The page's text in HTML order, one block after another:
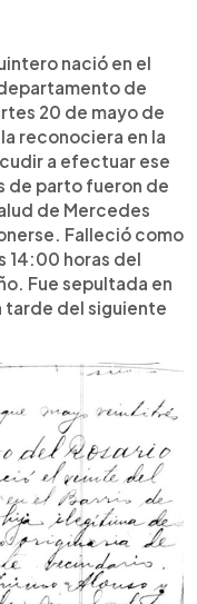
nació en el
de
20 de mayo de
reconociera en la
a efectuar ese
de parto fueron de
de Mercedes
Falleció como
14:00 horas del
Fue sepultada en
tarde del siguiente